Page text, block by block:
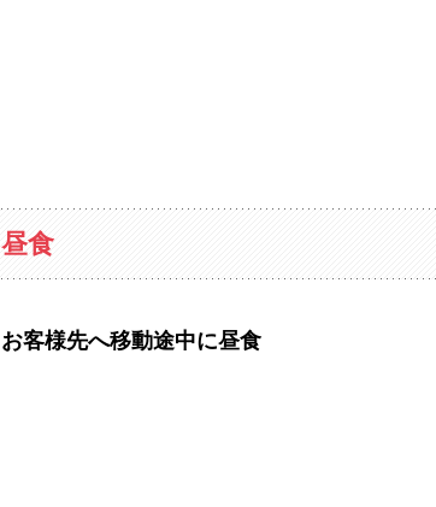
昼食
お客様先へ移動途中に昼食